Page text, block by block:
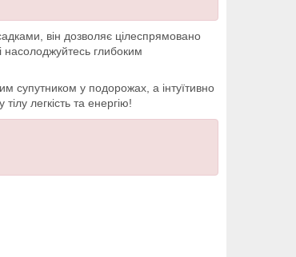
він дозволяє цілеспрямовано
насолоджуйтесь глибоким
супутником у подорожах, а інтуїтивно
легкість та енергію!